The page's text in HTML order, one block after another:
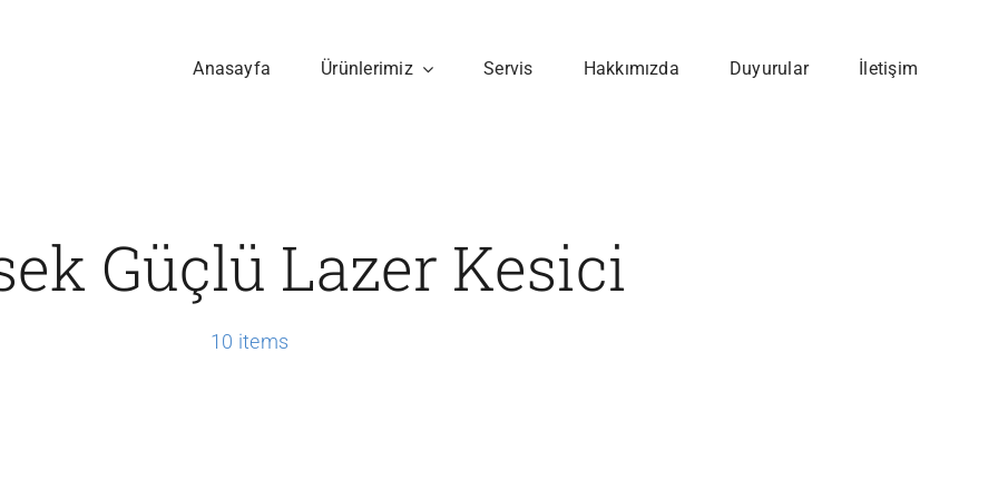
Anasayfa Ürünlerimiz Servis Hakkımızda Duyurular İletişim
Güçlü Lazer Kesici
10 items